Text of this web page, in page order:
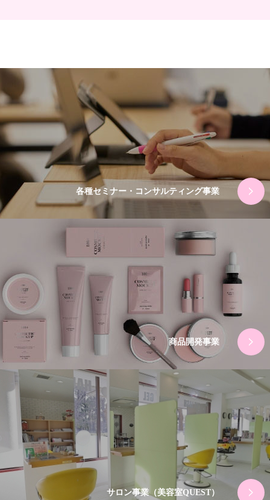
各種セミナー・コンサルティング事業
商品開発事業
サロン事業（美容室QUEST）